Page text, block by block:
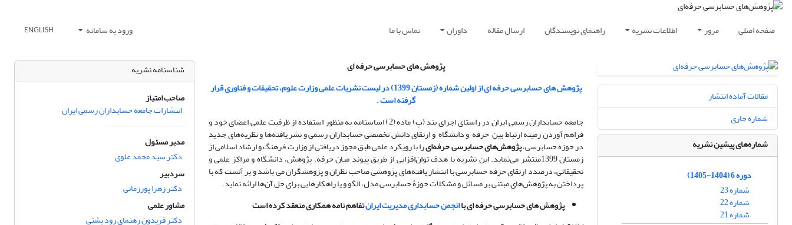
صفحه اصلی مرور اطلاعات نشریه راهنمای نویسندگان ارسال مقاله داوران تماس با ما ورود به سامانه ENGLISH
مقالات آماده انتشار
شماره جاری
شماره‌های پیشین نشریه
دوره 6 (1404-1405)
شماره 23
شماره 22
شماره 21
پژوهش های حسابرسی حرفه ای
پژوهش های حسابرسی حرفه ای از اولین شماره (زمستان 1399) در لیست نشریات علمی وزارت علوم، تحقیقات و فناوری قرار
گرفته است.
جامعه حسابداران رسمی ایران در راستای اجرای بند (پ) ماده (2) اساسنامه به منظور استفاده از ظرفیت علمی اعضای خود و
فراهم آوردن زمینه ارتباط بین حرفه و دانشگاه و ارتقای دانش تخصصی حسابداران رسمی و نشر یافته‌ها و نظریه‌های جدید
در حوزه حسابرسی،پژوهش‌های حسابرسی حرفه‌ایرا با رویکرد علمی طبق مجوز دریافتی از وزارت فرهنگ و ارشاد اسلامی از
زمستان 1399منتشر می‌نماید. این نشریه با هدف توان‌افزایی از طریق پیوند میان حرفه، پژوهش، دانشگاه و مراکز علمی و
تحقیقاتی، درصدد ارتقای حرفه حسابرسی با انتشار یافته‌های پژوهشی صاحب ‌نظران و پژوهشگران می باشد و بر آنست که با
پرداختن به پژوهش‌های مبتنی بر مسائل و مشکلات حوزۀ حسابرسی مدل، الگو و یا راهکارهایی برای حل آن‌ها ارائه نماید.
پژوهش های حسابرسی حرفه ای باانجمن حسابداری مدیریت ایرانتفاهم نامه همکاری منعقد کرده است
شناسنامه نشریه
صاحب امتیاز
انتشارات جامعه حسابداران رسمی ایران
مدیر مسئول
دکتر سید محمد علوی
سردبیر
دکتر زهرا پورزمانی
مشاور علمی
دکتر فریدون رهنمای رود پشتی